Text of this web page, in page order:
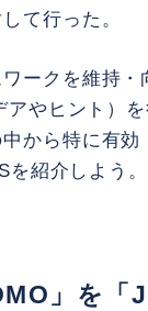
て行った。
ークを維持・
やヒント）
から特に有効
紹介しよう。
」を「